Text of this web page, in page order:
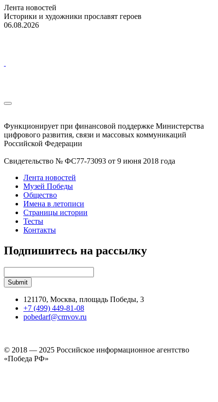
Лента новостей
Историки и художники прославят героев
06.08.2026
Функционирует при финансовой поддержке Министерства
цифрового развития, связи и массовых коммуникаций
Российской Федерации
Свидетельство № ФС77-73093 от 9 июня 2018 года
Лента новостей
Музей Победы
Общество
Имена в летописи
Страницы истории
Тесты
Контакты
Подпишитесь на рассылку
121170, Москва, площадь Победы, 3
+7 (499) 449-81-08
pobedarf@cmvov.ru
© 2018 — 2025 Российское информационное агентство
«Победа РФ»